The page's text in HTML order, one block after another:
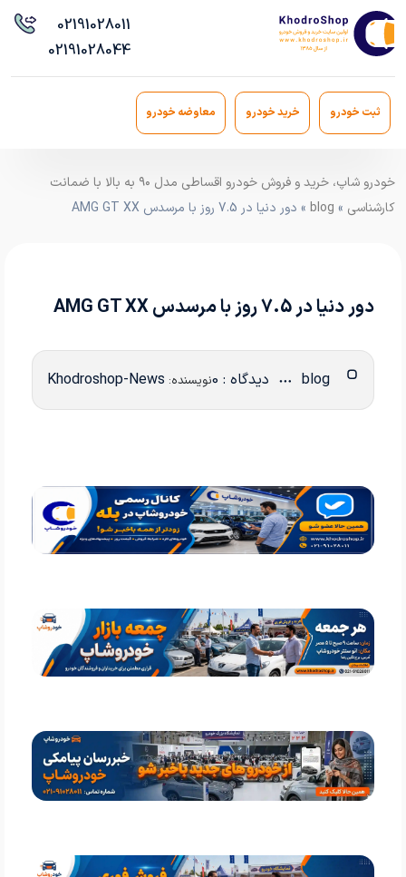
02191028011
02191028044
ثبت خودرو خرید خودرو معاوضه خودرو
خودرو شاپ، خرید و فروش خودرو اقساطی مدل ۹۰ به بالا با ضمانت
کارشناسی »
blog » دور دنیا در 7.5 روز با مرسدس AMG GT XX
دور دنیا در 7.5 روز با مرسدس AMG GT XX
دیدگاه : 0 نویسنده: Khodroshop-News